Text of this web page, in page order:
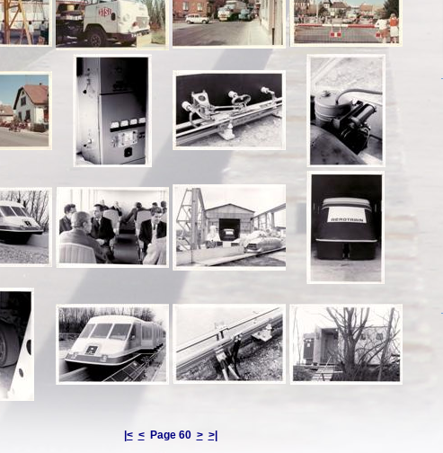
|< <Page 60 > >|